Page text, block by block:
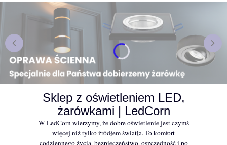
Sklep z oświetleniem LED,
żarówkami | LedCorn
W LedCorn wierzymy, że dobre oświetlenie jest czymś
więcej niż tylko źródłem światła. To komfort
codziennego życia, bezpieczeństwo, oszczędność i po